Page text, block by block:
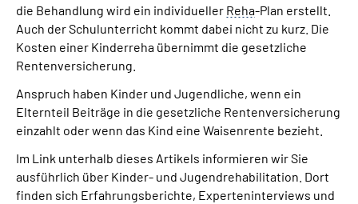
die Behandlung wird ein individueller Reha-Plan erstellt.
Auch der Schulunterricht kommt dabei nicht zu kurz. Die
Kosten einer Kinderreha übernimmt die gesetzliche
Rentenversicherung.
Anspruch haben Kinder und Jugendliche, wenn ein
Elternteil Beiträge in die gesetzliche Rentenversicherung
einzahlt oder wenn das Kind eine Waisenrente bezieht.
Im Link unterhalb dieses Artikels informieren wir Sie
ausführlich über Kinder- und Jugendrehabilitation. Dort
finden sich Erfahrungsberichte, Experteninterviews und